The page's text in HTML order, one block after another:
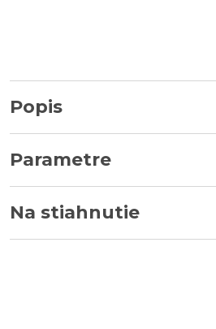
Popis
Parametre
Na stiahnutie